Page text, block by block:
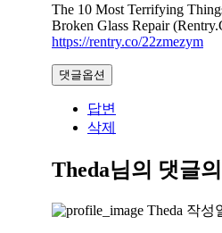
The 10 Most Terrifying
Broken Glass Repair
https://rentry.co/22zmezym
댓글옵션
답변
삭제
Theda님의 댓글
Theda 작성